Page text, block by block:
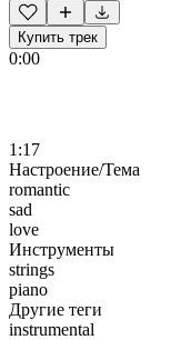
Купить трек
0:00
1:17
Настроение/Тема
romantic
sad
love
Инструменты
strings
piano
Другие теги
instrumental